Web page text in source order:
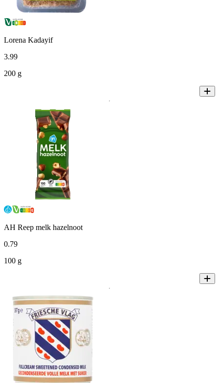
Lorena Kadayif
3.99
200 g
AH Reep melk hazelnoot
0.79
100 g